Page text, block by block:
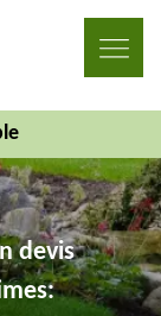
devis